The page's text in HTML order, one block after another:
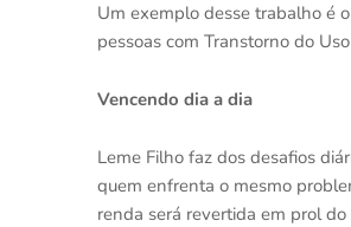
Um exemplo desse trabalho é
pessoas com Transtorno do
Vencendo dia a dia
Leme Filho faz dos desafios
quem enfrenta o mesmo
renda será revertida em prol